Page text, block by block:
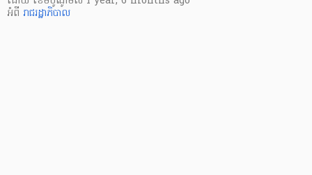
អំពី រាជរដ្ឋាភិបាល